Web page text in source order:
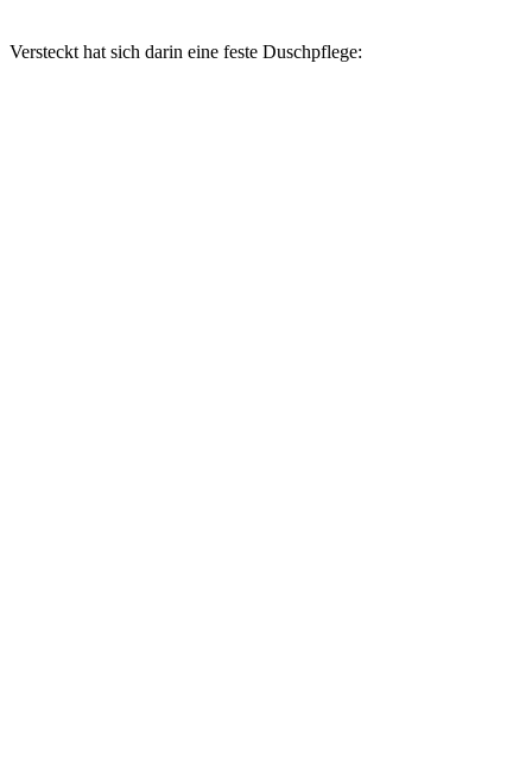
Versteckt hat sich darin eine feste Duschpflege: